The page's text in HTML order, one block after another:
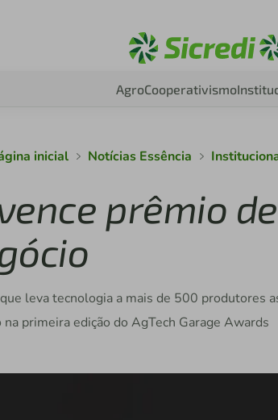
AgroCooperativismo
inicial Notícias Essência
prêmio
leva tecnologia a mais de 500 produtores
primeira edição do AgTech Garage Awards